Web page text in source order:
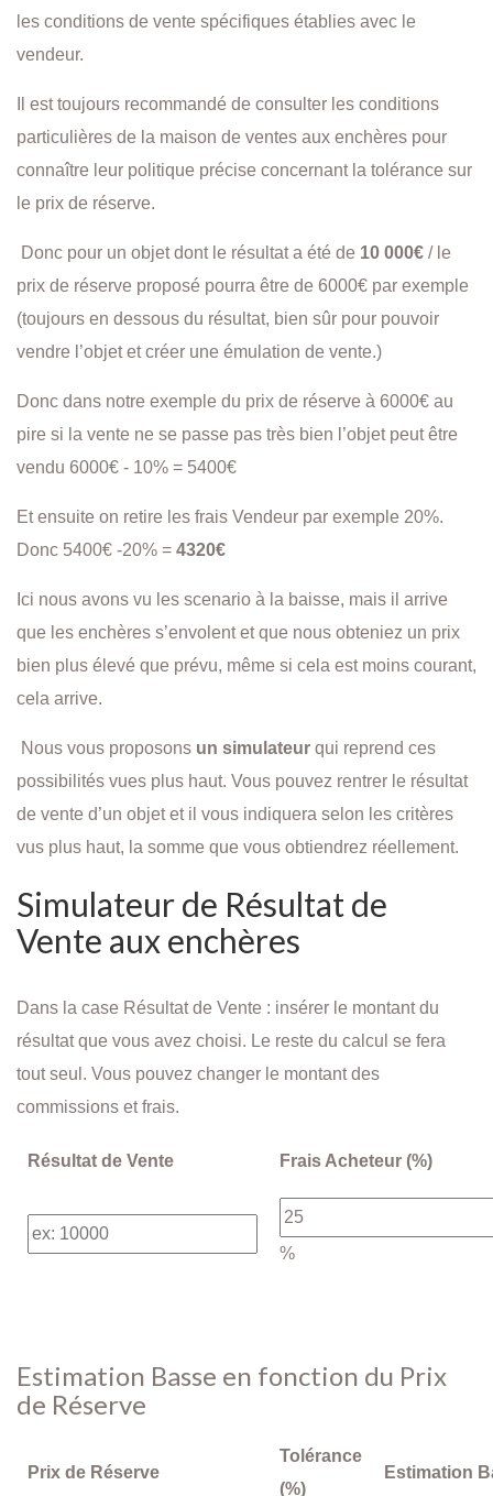
les conditions de vente spécifiques établies avec le
vendeur.
Il est toujours recommandé de consulter les conditions
particulières de la maison de ventes aux enchères pour
connaître leur politique précise concernant la tolérance sur
le prix de réserve.
Donc pour un objet dont le résultat a été de 10 000€ / le
prix de réserve proposé pourra être de 6000€ par exemple
(toujours en dessous du résultat, bien sûr pour pouvoir
vendre l’objet et créer une émulation de vente.)
Donc dans notre exemple du prix de réserve à 6000€ au
pire si la vente ne se passe pas très bien l’objet peut être
vendu 6000€ - 10% = 5400€
Et ensuite on retire les frais Vendeur par exemple 20%.
Donc 5400€ -20% = 4320€
Ici nous avons vu les scenario à la baisse, mais il arrive
que les enchères s’envolent et que nous obteniez un prix
bien plus élevé que prévu, même si cela est moins courant,
cela arrive.
Nous vous proposons un simulateur qui reprend ces
possibilités vues plus haut. Vous pouvez rentrer le résultat
de vente d’un objet et il vous indiquera selon les critères
vus plus haut, la somme que vous obtiendrez réellement.
Simulateur de Résultat de
Vente aux enchères
Dans la case Résultat de Vente : insérer le montant du
résultat que vous avez choisi. Le reste du calcul se fera
tout seul. Vous pouvez changer le montant des
commissions et frais.
Résultat de Vente Frais Acheteur (%)
%
Estimation Basse en fonction du Prix
de Réserve
Prix de Réserve
Tolérance
(%)
Estimation